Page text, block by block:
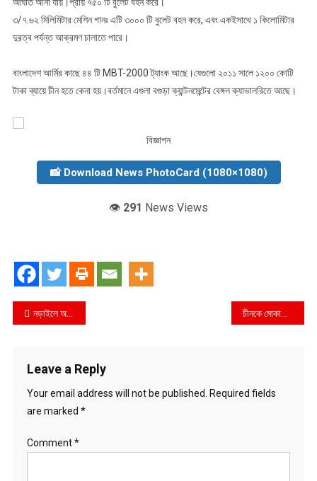
৩/৭.৬২ মিলিমিটার মেশিন গানঃ এটি ৩০০০ টি বুলেট বহন করে, এবং একইসাথে ১ কিলোমিটার
দুরত্ব পর্যন্ত আক্রমণ চালাতে পারে।
বাংলাদেশ আর্মির কাছে ৪৪ টি MBT-2000 ট্যাংক আছে।যেগুলো ২০১১ সালে ১২০০ কোটি
টাকা ব্যায়ে চীন হতে কেনা হয়।বর্তমানে এগুলা বগুড়া ক্যান্টনমেন্টের বেঙ্গল ক্যাভালরিতে আছে।
বিজ্ঞাপন
📸 Download News PhotoCard (1080×1080)
👁️ 291 News Views
Post
নড়াইলে অলৌকিক ভাবেই দুধ দিচ্ছে,ভাগ্যরাজ,ভাগ্য পরিবর্তনের স্বপ্ন দেখছেন,গরু পালনকারী জাহাঙ্গীর
Leave a Reply
Your email address will not be published.
Required fields
are marked *
Comment*